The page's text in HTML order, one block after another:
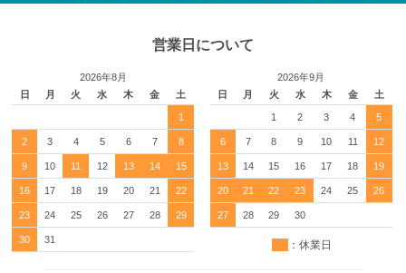
営業日について
2026年8月
日
月 火 水 木 金 土
1
2 3 4 5 6 7 8
9 10 11 12 13 14 15
16 17 18 19 20 21 22
23 24 25 26 27 28 29
30 31
2026年9月
日
月 火 水 木 金 土
1 2 3 4 5
6 7 8 9 10 11 12
13 14 15 16 17 18 19
20 21 22 23 24 25 26
27 28 29 30
：休業日